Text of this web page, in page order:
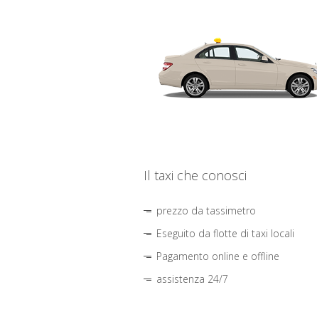
Il taxi che conosci
prezzo da tassimetro
Eseguito da flotte di taxi locali
Pagamento online e offline
assistenza 24/7